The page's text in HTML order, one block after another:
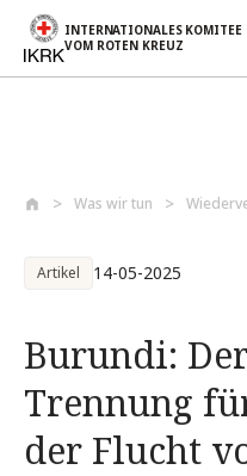
INTERNATIONALES KOMITEE
VOM ROTEN KREUZ
Was wir tun
Artikel 14-05-2025
Burundi:
Trennung
der Flucht